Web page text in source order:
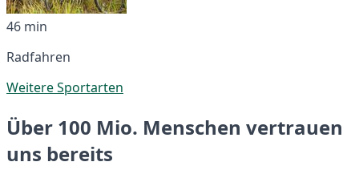
46 min
Radfahren
Weitere Sportarten
Über 100 Mio. Menschen vertrauen
uns bereits